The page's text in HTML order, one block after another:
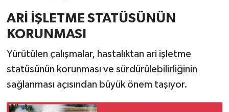
ARİ İŞLETME STATÜSÜNÜN
KORUNMASI
Yürütülen çalışmalar, hastalıktan ari işletme
statüsünün korunması ve sürdürülebilirliğinin
sağlanması açısından büyük önem taşıyor.
Politika
Resmi İlan
Rüya Tabirleri
Sağlık